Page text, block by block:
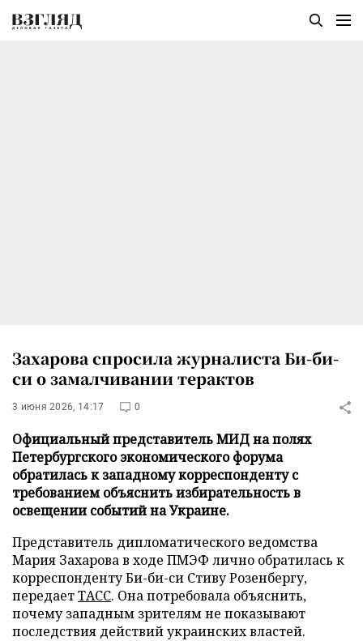
Захарова спросила журналиста Би-би-
си о замалчивании терактов
3 июня 2026, 14:17 0
Официальный представитель МИД на полях
Петербургского экономического форума
обратилась к западному корреспонденту с
требованием объяснить избирательность в
освещении событий на Украине.
Представитель дипломатического ведомства
Мария Захарова в ходе ПМЭФ лично обратилась к
корреспонденту Би-би-си Стиву Розенбергу,
передаетТАСС. Она потребовала объяснить,
почему западным зрителям не показывают
последствия действий украинских властей.